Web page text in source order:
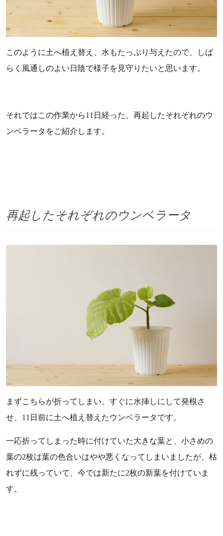
このように土へ植え替え、水もたっぷり与えたので、しば
らく風通しのよい日陰で様子を見守りたいと思います。
それではこの作業から11日経った、再起したそれぞれのウ
ンベラータをご紹介します。
再起したそれぞれのウンベラータ
まずこちらが折ってしまい、すぐに水挿しにして発根さ
せ、11日前に土へ植え替えたウンベラータです。
一応折ってしまった時に付けていた大きな葉と、小さめの
葉の2枚は葉の色合いはやや悪くなってしまいましたが、枯
れずに残っていて、今では新たに2枚の新葉を付けていま
す。